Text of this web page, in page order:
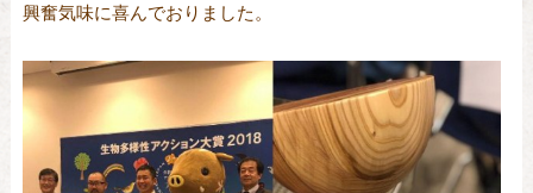
興奮気味に喜んでおりました。